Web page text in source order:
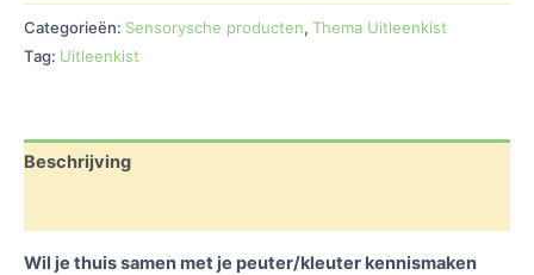
Categorieën: Sensorysche producten, Thema Uitleenkist
Tag: Uitleenkist
Beschrijving
Wil je thuis samen met je peuter/kleuter kennismaken